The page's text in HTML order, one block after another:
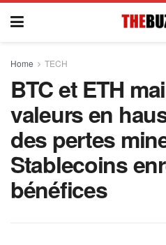
Home TECH
BTC et ETH
valeurs en
des pertes
Stablecoins
bénéfices